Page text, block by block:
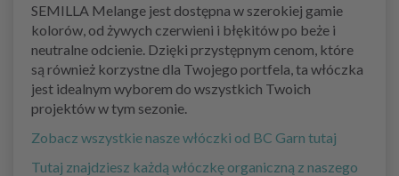
SEMILLA Melange jest dostępna w szerokiej gamie
kolorów, od żywych czerwieni i błękitów po beże i
neutralne odcienie. Dzięki przystępnym cenom, które
są również korzystne dla Twojego portfela, ta włóczka
jest idealnym wyborem do wszystkich Twoich
projektów w tym sezonie.
Zobacz wszystkie nasze włóczki od BC Garn tutaj
Tutaj znajdziesz każdą włóczkę organiczną z naszego